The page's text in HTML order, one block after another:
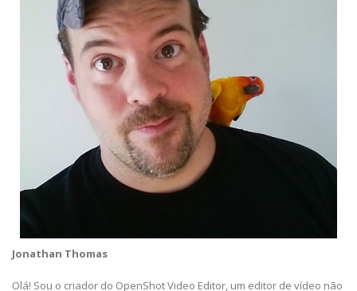
Jonathan Thomas
Olá! Sou o criador do OpenShot Video Editor, um editor de vídeo não